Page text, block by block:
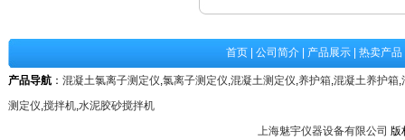
首页 公司简介 产品展示 热卖产品
产品导航 ： 混凝土氯离子测定仪,氯离子测定仪,混凝土测定仪,养护箱,混凝土养护箱,
测定仪,搅拌机,水泥胶砂搅拌机
上海魅宇仪器设备有限公司 版